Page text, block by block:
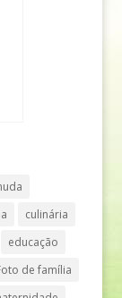
culinária
educação
de família